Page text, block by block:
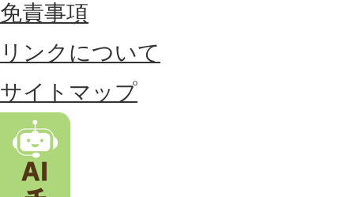
置
す
る
市
。
免責事項
リンクについて
サイトマップ